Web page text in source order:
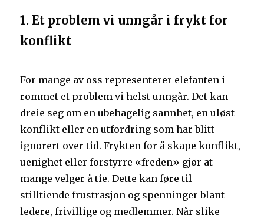
1. Et problem vi unngår i frykt for
konflikt
For mange av oss representerer elefanten i
rommet et problem vi helst unngår. Det kan
dreie seg om en ubehagelig sannhet, en uløst
konflikt eller en utfordring som har blitt
ignorert over tid. Frykten for å skape konflikt,
uenighet eller forstyrre «freden» gjør at
mange velger å tie. Dette kan føre til
stilltiende frustrasjon og spenninger blant
ledere, frivillige og medlemmer. Når slike